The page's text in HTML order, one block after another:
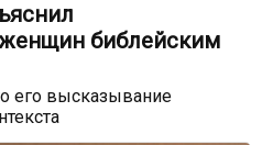
библейским
его высказывание